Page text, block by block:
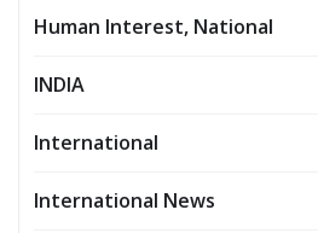
Human Interest, National
INDIA
International
International News